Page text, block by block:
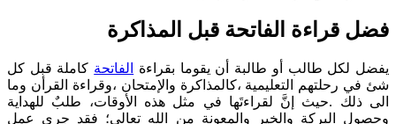
فضل قراءة الفاتحة قبل المذاكرة
يفضل لكل طالب أو طالبة أن يقوما بقراءة الفاتحة كاملة قبل كل
شئ في رحلتهم التعليمية ،كالمذاكرة والإمتحان ،وقراءة القرأن وما
الى ذلك .حيث إنَّ لقراءتَها في مثل هذه الأوقات، طلبٌ للهداية
وحصول البركة والخير والمعونة من الله تعالى؛ فقد جرى عمل